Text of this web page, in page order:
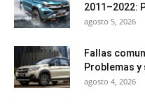
2011–2022:
agosto 5, 2026
Fallas
Problemas
agosto 4, 2026